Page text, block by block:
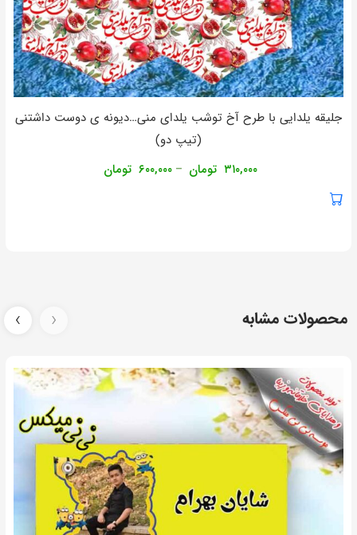
جلیقه یلدایی با طرح آخ توشب یلدای منی…دیونه ی دوست داشتنی
(تیپ دو)
۳۱۰,۰۰۰ تومان – ۶۰۰,۰۰۰ تومان
محصولات مشابه ‹
›